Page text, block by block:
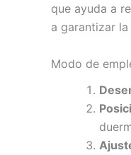
que ayuda a
a garantizar
Modo de